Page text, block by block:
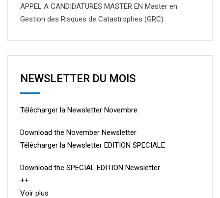
APPEL A CANDIDATURES MASTER EN Master en
Gestion des Risques de Catastrophes (GRC)
NEWSLETTER DU MOIS
Télécharger la Newsletter Novembre
Download the November Newsletter
Télécharger la Newsletter EDITION SPECIALE
Download the SPECIAL EDITION Newsletter
++
Voir plus